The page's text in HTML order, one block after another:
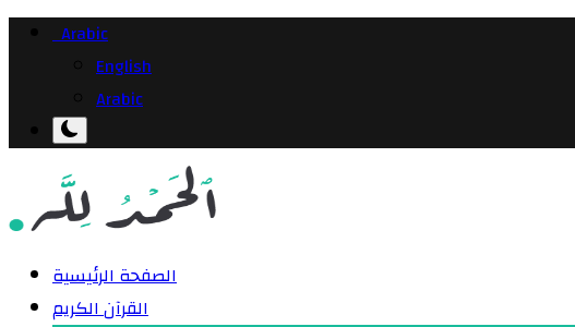
Arabic
English
Arabic
الصفحة الرئيسية
القرآن الكريم